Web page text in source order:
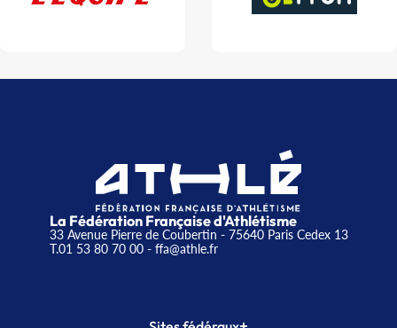
La Fédération Française d'Athlétisme
33 Avenue Pierre de Coubertin - 75640 Paris Cedex 13
T.01 53 80 70 00- ffa@athle.fr